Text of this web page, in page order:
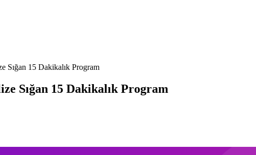
Sığan 15 Dakikalık Program
Sığan 15 Dakikalık Program